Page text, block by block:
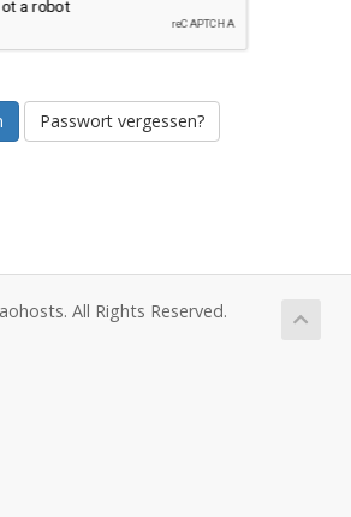
Passwort vergessen?
All Rights Reserved.